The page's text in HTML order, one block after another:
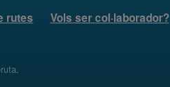
rutes Vols ser col·laborador?
.